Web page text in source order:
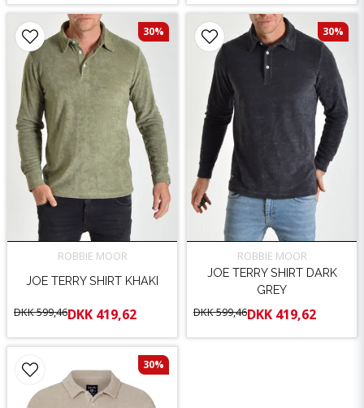
ROBBIE MOOR
JOE TERRY SHIRT KHAKI
DKK 599,46DKK 419,62
30%
ROBBIE MOOR
JOE TERRY SHIRT DARK
GREY
DKK 599,46DKK 419,62
30%
30%